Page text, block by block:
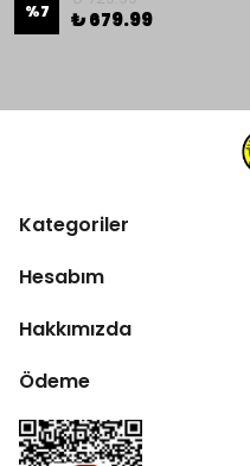
%7 ₺ 679.99
Kategoriler
Hesabım
Hakkımızda
Ödeme